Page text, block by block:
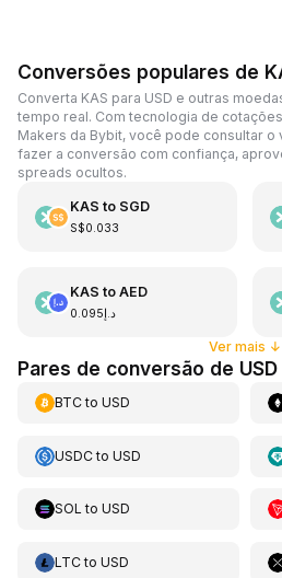
Conversões populares de
Converta KAS para USD e outras
tempo real. Com tecnologia de
Makers da Bybit, você pode consultar o
fazer a conversão com confiança,
spreads ocultos.
KAS to SGD
S$0.033
KAS to AED
د.إ0.095
Ver mais ↓
Pares de conversão de
BTCto USD
USDCto USD
SOL to USD
LTCto USD